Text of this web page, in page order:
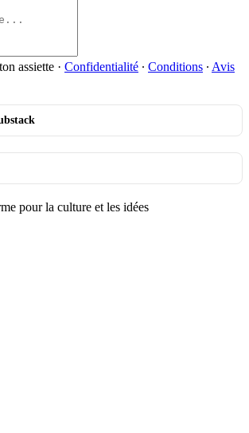
assiette · Confidentialité ∙ Conditions ∙ Avis
pour la culture et les idées